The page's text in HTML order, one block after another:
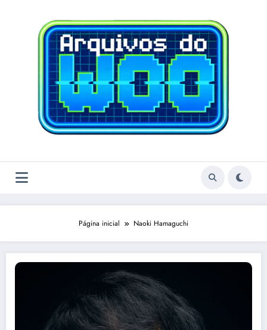
Página inicial Naoki Hamaguchi